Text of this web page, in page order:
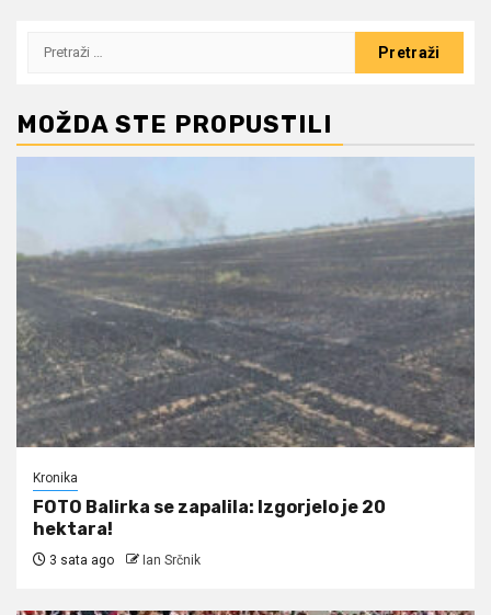
Pretraži:
MOŽDA STE PROPUSTILI
Kronika
FOTO Balirka se zapalila: Izgorjelo je 20
hektara!
3 sata ago Ian Srčnik